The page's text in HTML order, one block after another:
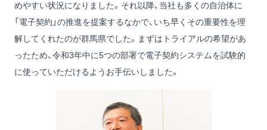
めやすい状況になりました。それ以降、当社も多くの自治体に
「電子契約」の推進を提案するなかで、いち早くその重要性を理
解してくれたのが群馬県でした。まずはトライアルの希望があ
ったため、令和3年中に5つの部署で電子契約システムを試験的
に使っていただけるようお手伝いしました。